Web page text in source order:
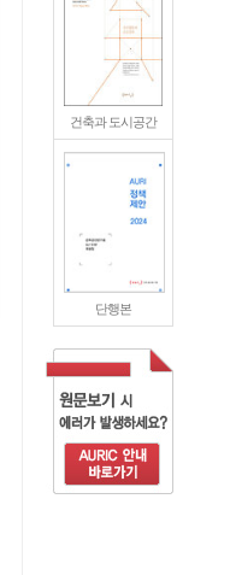
건축과 도시공간
단행본